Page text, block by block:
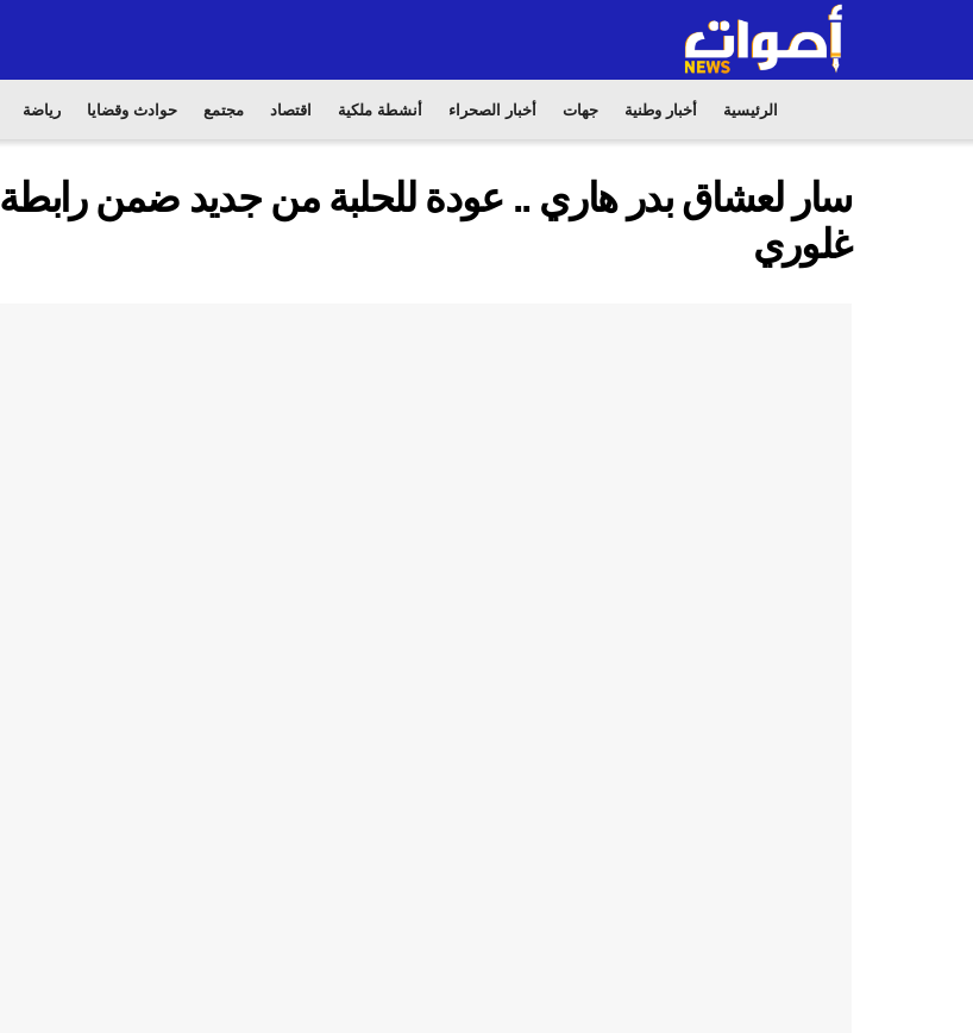
الرئيسية أخبار وطنية جهات أخبار الصحراء أنشطة ملكية اقتصاد مجتمع حوادث وقضايا رياضة
سار لعشاق بدر هاري .. عودة للحلبة من جديد ضمن رابطة
غلوري